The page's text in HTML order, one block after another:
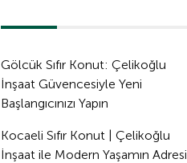
Gölcük Sıfır Konut: Çelikoğlu
İnşaat Güvencesiyle Yeni
Başlangıcınızı Yapın
Kocaeli Sıfır Konut | Çelikoğlu
İnşaat ile Modern Yaşamın Adresi